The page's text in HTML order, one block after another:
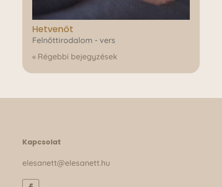
Hetvenöt
Felnőttirodalom - vers
« Régebbi bejegyzések
Kapcsolat
elesanett@elesanett.hu